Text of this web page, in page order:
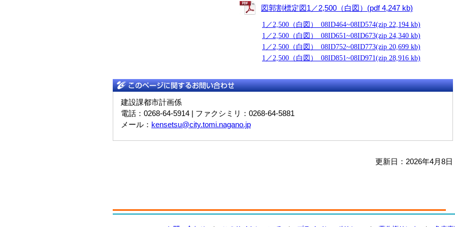
図郭割標定図1／2,500（白図）(pdf 4,247 kb)
1／2,500（白図）_08ID464~08ID574(zip 22,194 kb)
1／2,500（白図）_08ID651~08ID673(zip 24,340 kb)
1／2,500（白図）_08ID752~08ID773(zip 20,699 kb)
1／2,500（白図）_08ID851~08ID971(zip 28,916 kb)
建設課都市計画係
電話：0268-64-5914 | ファクシミリ：0268-64-5881
メール： kensetsu@city.tomi.nagano.jp
更新日：2026年4月8日